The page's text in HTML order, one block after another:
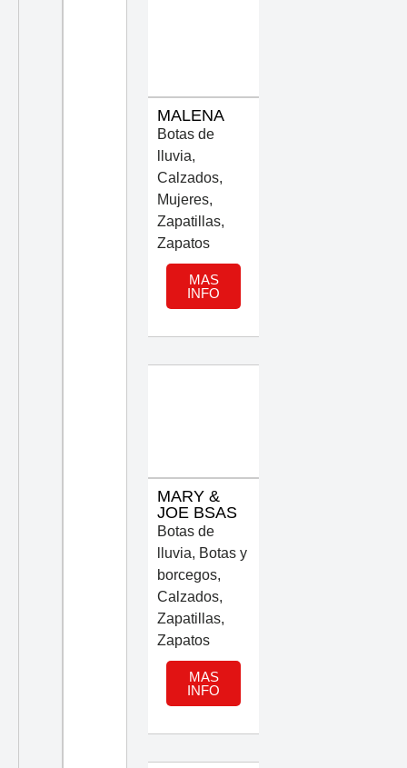
MALENA
Botas de
lluvia,
Calzados,
Mujeres,
Zapatillas,
Zapatos
MAS
INFO
MARY &
JOE BSAS
Botas de
lluvia, Botas y
borcegos,
Calzados,
Zapatillas,
Zapatos
MAS
INFO